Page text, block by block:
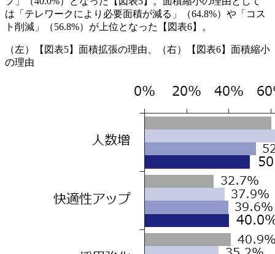
は「テレワークにより必要面積が減る」（64.8%）や「コス
ト削減」（56.8%）が上位となった【図表6】。
（左）【図表5】面積拡張の理由、（右）【図表6】面積縮小
の理由